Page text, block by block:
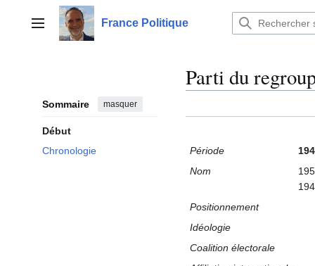
contenuMenu principalFrance Politique
Sommaire masquer
Début
Chronologie
Parti du
Période
Nom
Positionnement
Idéologie
Coalition électorale